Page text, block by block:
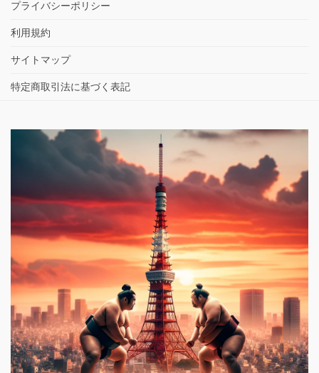
プライバシーポリシー
利用規約
サイトマップ
特定商取引法に基づく表記